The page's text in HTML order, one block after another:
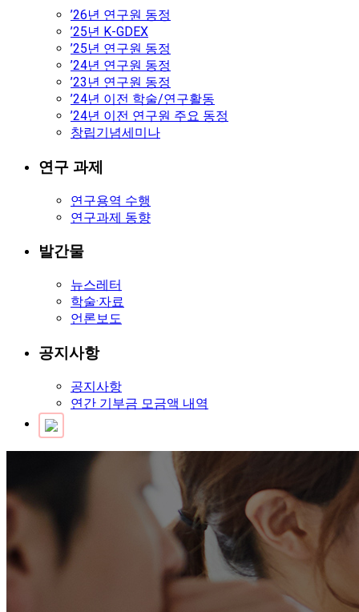
’26년 연구원 동정
’25년 K-GDEX
’25년 연구원 동정
’24년 연구원 동정
’23년 연구원 동정
’24년 이전 학술/연구활동
’24년 이전 연구원 주요 동정
창립기념세미나
연구 과제
연구용역 수행
연구과제 동향
발간물
뉴스레터
학술·자료
언론보도
공지사항
공지사항
연간 기부금 모금액 내역